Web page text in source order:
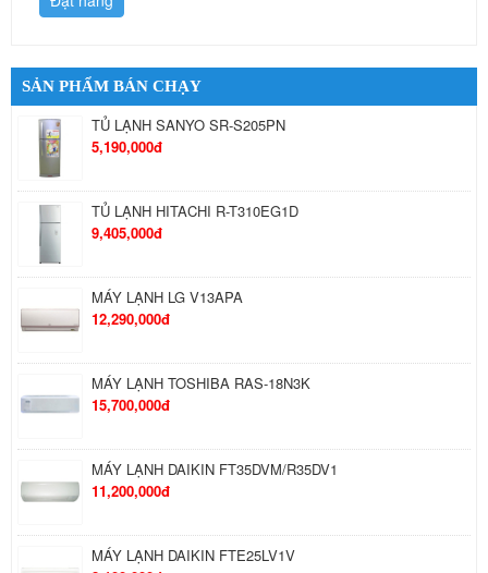
SẢN PHẨM BÁN CHẠY
TỦ LẠNH SANYO SR-S205PN
5,190,000đ
TỦ LẠNH HITACHI R-T310EG1D
9,405,000đ
MÁY LẠNH LG V13APA
12,290,000đ
MÁY LẠNH TOSHIBA RAS-18N3K
15,700,000đ
MÁY LẠNH DAIKIN FT35DVM/R35DV1
11,200,000đ
MÁY LẠNH DAIKIN FTE25LV1V